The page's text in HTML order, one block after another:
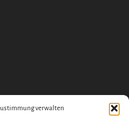
verwalten